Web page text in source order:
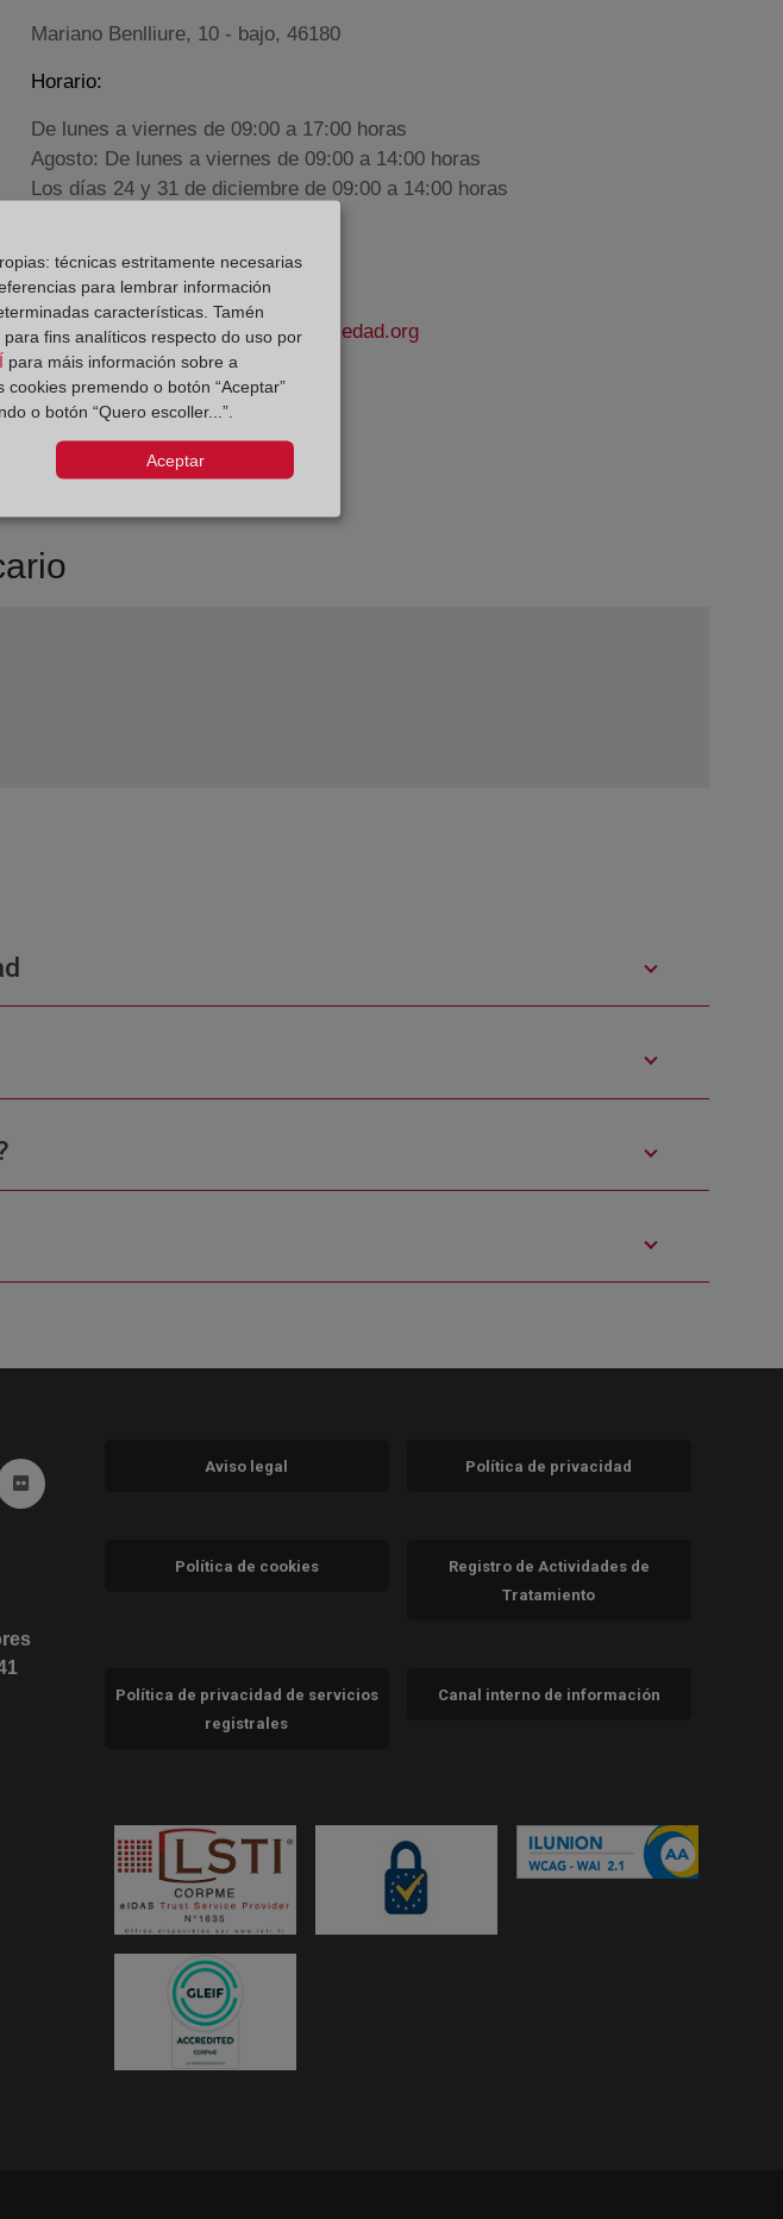
Mariano Benlliure, 10 - bajo, 46180
Horario:
De lunes a viernes de 09:00 a 17:00 horas
Agosto: De lunes a viernes de 09:00 a 14:00 horas
Los días 24 y 31 de diciembre de 09:00 a 14:00 horas
Datos de contacto:
(96) 273 17 62
benaguacil@registrodelapropiedad.org
Datos del Registrador:
José Losada Morell
Delegado de Protección de Datos:
dpo@corpme.es
ventana nueva)
en ventana nueva)
(abre en ventana nueva)
Ir a Flickr (abre en ventana nueva)
nueva)
en ventana nueva)
(abre en ventana nueva)
Aviso legal Política de privacidad
Política de cookies
Registro de Actividades de
Tratamiento
Política de privacidad de servicios
registrales
Canal interno de información
técnicas estritamente necesarias
para lembrar información
características. Tamén
fins analíticos respecto do uso por
para máis información sobre a
premendo o botón “Aceptar”
o botón “Quero escoller...”.
Aceptar